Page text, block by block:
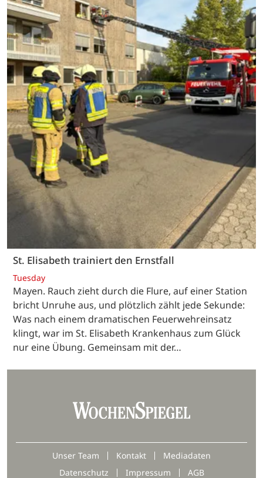
St. Elisabeth trainiert den Ernstfall
Tuesday
Mayen. Rauch zieht durch die Flure, auf einer Station
bricht Unruhe aus, und plötzlich zählt jede Sekunde:
Was nach einem dramatischen Feuerwehreinsatz
klingt, war im St. Elisabeth Krankenhaus zum Glück
nur eine Übung. Gemeinsam mit der…
Unser Team Kontakt
Mediadaten
Datenschutz
Impressum AGB